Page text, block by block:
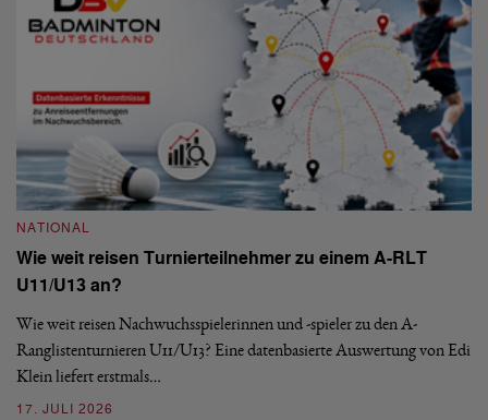
NATIONAL
Wie weit reisen Turnierteilnehmer zu einem A-RLT
U11/U13 an?
Wie weit reisen Nachwuchsspielerinnen und -spieler zu den A-
Ranglistenturnieren U11/U13? Eine datenbasierte Auswertung von Edi
Klein liefert erstmals…
17. JULI 2026